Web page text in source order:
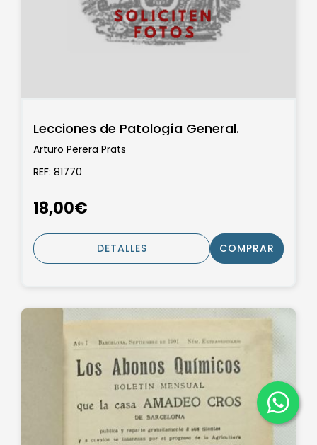
Lecciones de Patología General.
Arturo Perera Prats
REF: 81770
18,00€
DETALLES COMPRAR